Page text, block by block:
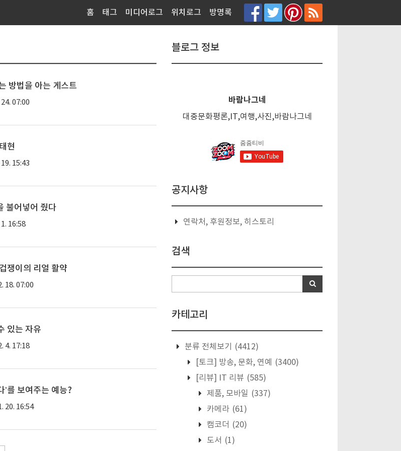
홈 태그 미디어로그 위치로그 방명록
방법을 아는 게스트
07:00
현
15:43
불어넣어 줬다
16:58
쟁이의 리얼 활약
18. 07:00
있는 자유
4. 17:18
’를 보여주는 예능?
20. 16:54
블로그 정보
바람나그네
대중문화평론,IT,여행,사진,바람나그네
공지사항
연락처, 후원정보, 히스토리
검색
카테고리
분류 전체보기
(4412)
[토크] 방송, 문화, 연예
(3400)
[리뷰] IT 리뷰 (585)
제품, 모바일 (337)
카메라 (61)
캠코더 (20)
도서 (1)